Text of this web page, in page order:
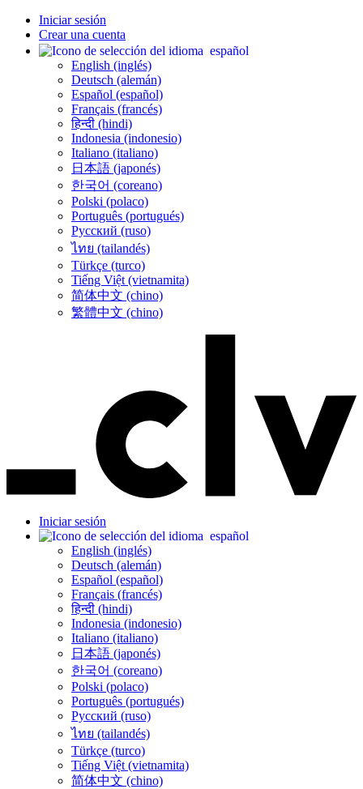
Iniciar sesión
Crear una cuenta
español
English (inglés)
Deutsch (alemán)
Español (español)
Français (francés)
हिन्दी (hindi)
Indonesia (indonesio)
Italiano (italiano)
日本語 (japonés)
한국어 (coreano)
Polski (polaco)
Português (portugués)
Русский (ruso)
ไทย (tailandés)
Türkçe (turco)
Tiếng Việt (vietnamita)
简体中文 (chino)
繁體中文 (chino)
Iniciar sesión
español
English (inglés)
Deutsch (alemán)
Español (español)
Français (francés)
हिन्दी (hindi)
Indonesia (indonesio)
Italiano (italiano)
日本語 (japonés)
한국어 (coreano)
Polski (polaco)
Português (portugués)
Русский (ruso)
ไทย (tailandés)
Türkçe (turco)
Tiếng Việt (vietnamita)
简体中文 (chino)